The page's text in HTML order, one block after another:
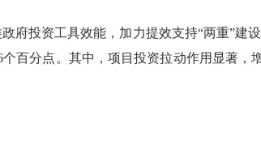
府投资工具效能，加力提效支持“两重”建
个百分点。其中，项目投资拉动作用显著，